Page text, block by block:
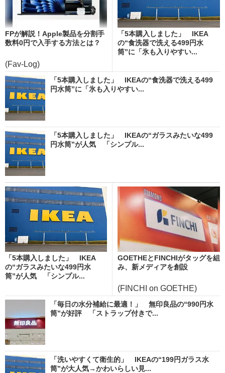
FPが解説！Apple製品を分割手
数料0円で入手する方法とは？
(Fav-Log)
「5本購入しました」 IKEA
の“食洗器で洗える499円水
筒”に「氷も入りやすい...
「5本購入しました」 IKEAの“食洗器で洗える499
円水筒”に「氷も入りやすい...
「5本購入しました」 IKEAの“ガラスみたいな499
円水筒”が人気 「シンプル...
「5本購入しました」 IKEA
の“ガラスみたいな499円水
筒”が人気 「シンプル...
GOETHEとFINCHIがタッグを組
み、新メディアを創設
(FINCHI on GOETHE)
「毎日の水分補給に最適！」 無印良品の“990円水
筒”が好評 「ストラップ付きで...
「洗いやすくて衛生的」 IKEAの“199円ガラス水
筒”が大人気→かわいらしい見...